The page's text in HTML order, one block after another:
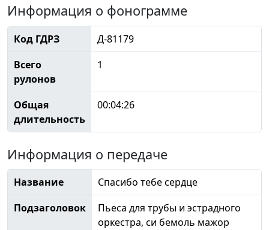
Информация о фонограмме
Код ГДРЗ
Д-81179
Всего
рулонов
1
Общая
длительность
00:04:26
Информация о передаче
Название
Спасибо тебе сердце
Подзаголовок
Пьеса для трубы и эстрадного
оркестра, си бемоль мажор